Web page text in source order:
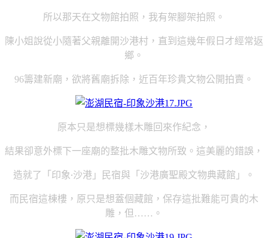
所以那天在文物館拍照，我有架腳架拍照。
陳小姐說從小隨著父親離開沙港村，直到這幾年假日才經常返
鄉。
96籌建新廟，欲將舊廟拆除，近百年珍貴文物公開拍賣。
原本只是想標幾樣木雕回來作紀念，
結果卻意外標下一座廟的整批木雕文物所致。這美麗的錯誤，
造就了「印象‧沙港」民宿與「沙港廣聖殿文物典藏館」。
而民宿這棟樓，原只是想蓋個藏館，保存這批難能可貴的木
雕，但 …… 。